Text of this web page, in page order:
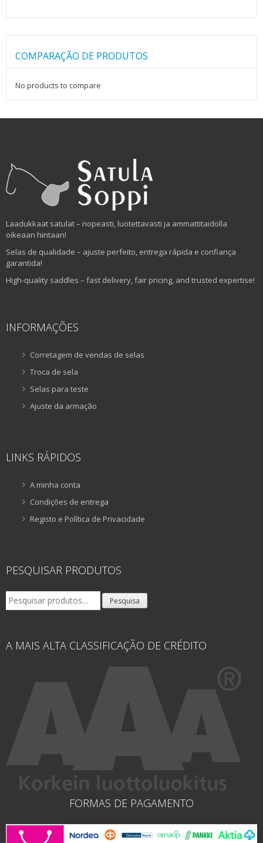
COMPARAÇÃO DE PRODUTOS
No products to compare
Laadukkaat satulat – nopeasti, luotettavasti ja ammattitaidolla
oikeaan hintaan!
Selas de qualidade – ajuste perfeito, entrega rápida e confiança
garantida!
High-quality saddles – fast delivery, fair pricing, and trusted expertise!
INFORMAÇÕES
Corretagem de vendas de selas
Troca de sela
Selas para teste
Ajuste da armação
LINKS RÁPIDOS
A minha conta
Condições de entrega
Registo e Política de Privacidade
PESQUISAR PRODUTOS
Pesquisar
por:
Pesquisa
A MAIS ALTA CLASSIFICAÇÃO DE CRÉDITO
FORMAS DE PAGAMENTO